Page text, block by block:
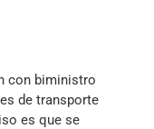
con biministro
de transporte
es que se